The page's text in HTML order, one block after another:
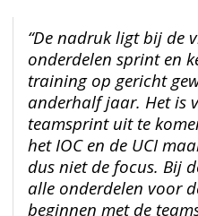
“De nadruk ligt bij de
onderdelen sprint en
training op gericht
anderhalf jaar. Het is
teamsprint uit te
het IOC en de UCI
dus niet de focus. Bij
alle onderdelen voor
beginnen met de